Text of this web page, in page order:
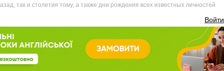
так и столетия тому, а также дни рождения всех известных личностей
Войти